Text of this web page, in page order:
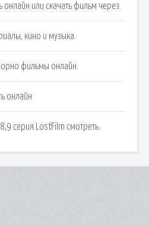
или скачать фильм через.
кино и музыка.
фильмы онлайн.
онлайн
серия LostFilm смотреть.